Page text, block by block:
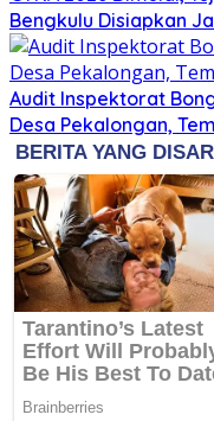
Bengkulu Disiapkan
Audit Inspektorat
Desa Pekalongan,